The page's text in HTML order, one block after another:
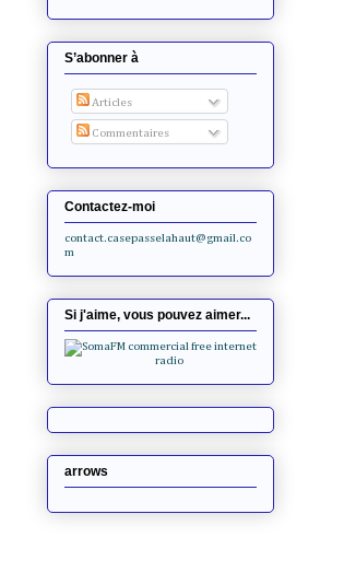
S’abonner à
Articles
Commentaires
Contactez-moi
contact.casepasselahaut@gmail.co
m
Si j'aime, vous pouvez aimer...
arrows